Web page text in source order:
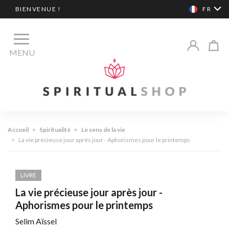
BIENVENUE ! FR
MENU
Accueil > Spiritualité > Le sens de la vie
> La vie précieuse jour après jour - Aphorismes pour le printemps
LIVRE
La vie précieuse jour après jour -
Aphorismes pour le printemps
Selim Aïssel